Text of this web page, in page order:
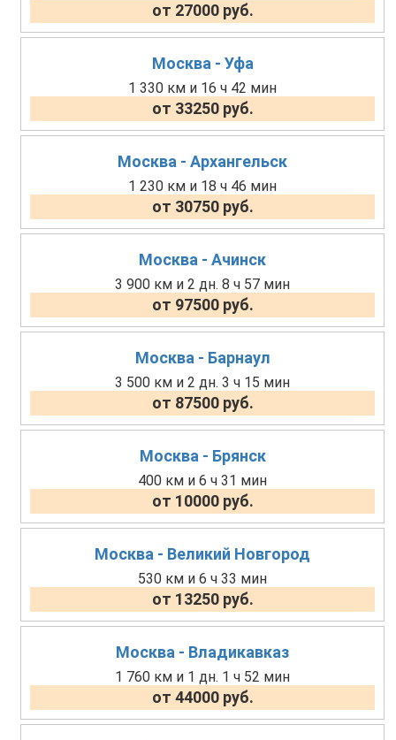
от 27000 руб.
Москва - Уфа
1 330 км и 16 ч 42 мин
от 33250 руб.
Москва - Архангельск
1 230 км и 18 ч 46 мин
от 30750 руб.
Москва - Ачинск
3 900 км и 2 дн. 8 ч 57 мин
от 97500 руб.
Москва - Барнаул
3 500 км и 2 дн. 3 ч 15 мин
от 87500 руб.
Москва - Брянск
400 км и 6 ч 31 мин
от 10000 руб.
Москва - Великий Новгород
530 км и 6 ч 33 мин
от 13250 руб.
Москва - Владикавказ
1 760 км и 1 дн. 1 ч 52 мин
от 44000 руб.